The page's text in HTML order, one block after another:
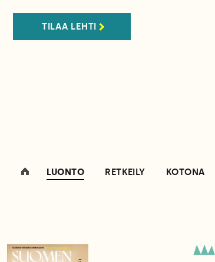
TILAA LEHTI
LUONTO RETKEILY KOTONA